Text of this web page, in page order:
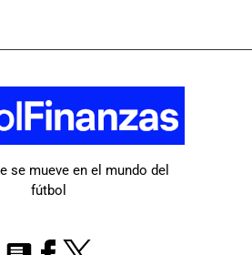
se mueve en el mundo del
fútbol